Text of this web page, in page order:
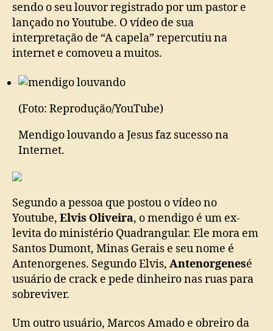
sendo o seu louvor registrado por um pastor e
lançado no Youtube. O vídeo de sua
interpretação de “A capela” repercutiu na
internet e comoveu a muitos.
(Foto: Reprodução/YouTube)
Mendigo louvando a Jesus faz sucesso na
Internet.
Segundo a pessoa que postou o vídeo no
Youtube, Elvis Oliveira, o mendigo é um ex-
levita do ministério Quadrangular. Ele mora em
Santos Dumont, Minas Gerais e seu nome é
Antenorgenes. Segundo Elvis, Antenorgenesé
usuário de crack e pede dinheiro nas ruas para
sobreviver.
Um outro usuário, Marcos Amado e obreiro da